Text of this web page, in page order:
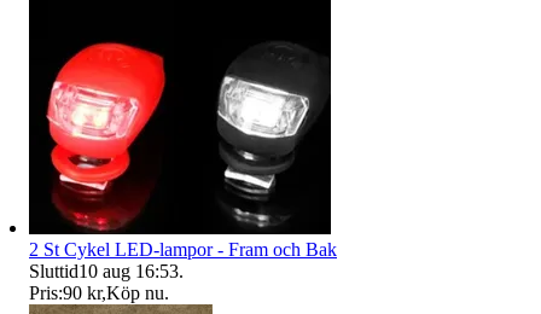
2 St Cykel LED-lampor - Fram och Bak
Sluttid10 aug 16:53.
Pris:90 kr,Köp nu.